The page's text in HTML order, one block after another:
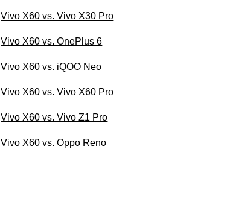
Vivo X60 vs. Vivo X30 Pro
Vivo X60 vs. OnePlus 6
Vivo X60 vs. iQOO Neo
Vivo X60 vs. Vivo X60 Pro
Vivo X60 vs. Vivo Z1 Pro
Vivo X60 vs. Oppo Reno